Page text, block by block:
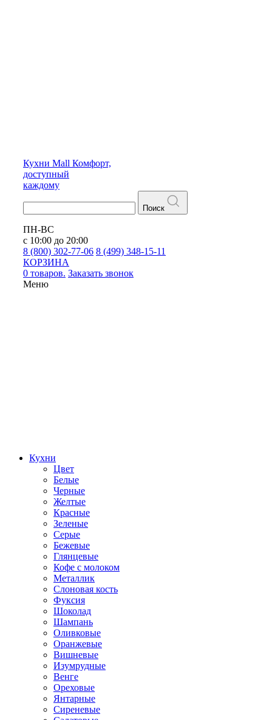
Кухни Mall Комфорт,
доступный
каждому
Поиск
ПН-ВС
с 10:00 до 20:00
8 (800) 302-77-06 8 (499) 348-15-11
КОРЗИНА
0 товаров. Заказать звонок
Меню
Кухни
Цвет
Белые
Черные
Желтые
Красные
Зеленые
Серые
Бежевые
Глянцевые
Кофе с молоком
Металлик
Слоновая кость
Фуксия
Шоколад
Шампань
Оливковые
Оранжевые
Вишневые
Изумрудные
Венге
Ореховые
Янтарные
Сиреневые